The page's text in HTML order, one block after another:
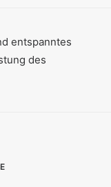
entspanntes
des